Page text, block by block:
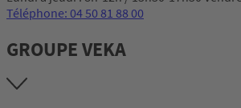
Téléphone: 04 50 81 88 00
GROUPE VEKA